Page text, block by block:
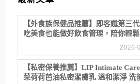
【外食族保健品推薦】即客纖第三
吃美食也能做好飲食管理，陪你輕
2026-
【私密保養推薦】LIP Intimate
菜荷荷芭油私密潔膚乳 溫和潔淨 洗